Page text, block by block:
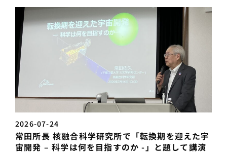
2026-07-24
常田所長 核融合科学研究所で「転換期を迎えた宇
宙開発 – 科学は何を目指すのか -」と題して講演